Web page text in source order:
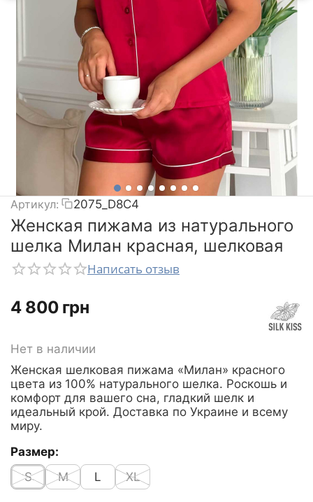
Артикул: 2075_D8C4
Женская пижама из натурального
шелка Милан красная, шелковая
Написать отзыв
‍4 800‍ грн
Нет в наличии
Женская шелковая пижама «Милан» красного
цвета из 100% натурального шелка. Роскошь и
комфорт для вашего сна, гладкий шелк и
идеальный крой. Доставка по Украине и всему
миру.
Размер:
S
M L XL